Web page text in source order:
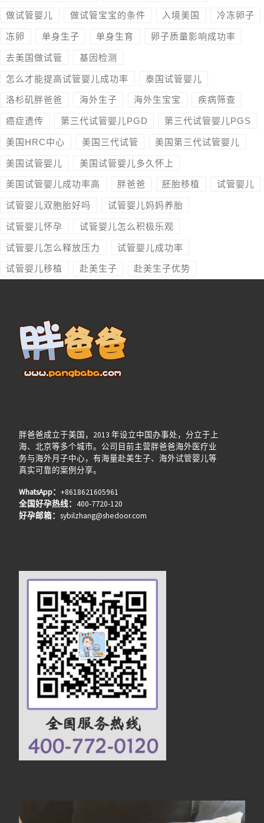
做试管婴儿 做试管宝宝的条件 入境美国 冷冻卵子
冻卵 单身生子 单身生育 卵子质量影响成功率
去美国做试管 基因检测
怎么才能提高试管婴儿成功率 泰国试管婴儿
洛杉矶胖爸爸 海外生子 海外生宝宝 疾病筛查
癌症遗传 第三代试管婴儿PGD 第三代试管婴儿PGS
美国HRC中心 美国三代试管 美国第三代试管婴儿
美国试管婴儿 美国试管婴儿多久怀上
美国试管婴儿成功率高 胖爸爸 胚胎移植 试管婴儿
试管婴儿双胞胎好吗 试管婴儿妈妈养胎
试管婴儿怀孕 试管婴儿怎么积极乐观
试管婴儿怎么释放压力 试管婴儿成功率
试管婴儿移植 赴美生子 赴美生子优势
胖爸爸成立于美国，2013 年设立中国办事处，分立于上
海、北京等多个城市。公司目前主营胖爸爸海外医疗业
务与海外月子中心，有海量赴美生子、海外试管婴儿等
真实可靠的案例分享。
WhatsApp： +8618621605961
全国好孕热线： 400-7720-120
好孕邮箱： sybilzhang@shedoor.com
频